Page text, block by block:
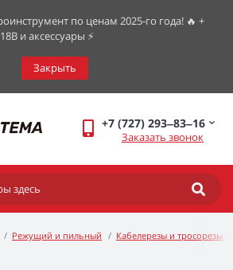
по ценам 2025-го года! 🔥 +
и аксессуары ⚡️
Закрыть
+7 (727) 293‒83‒16
Заказать звонок
Режущий и пильный Кабелерезы и тросорезы